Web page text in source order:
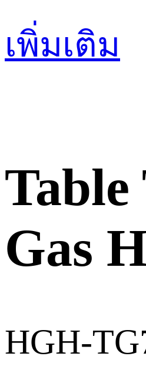
เพิ่มเติม
Table
Gas
HGH-